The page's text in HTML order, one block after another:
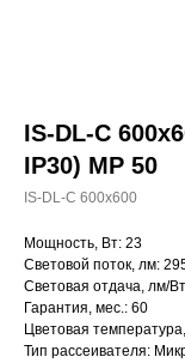
IS-DL-C
IP30) MP 50
IS-DL-C 600x600
Мощность, Вт: 23
Световой поток, лм:
Световая отдача, лм/
Гарантия, мес.: 60
Цветовая
Тип рассеивателя: